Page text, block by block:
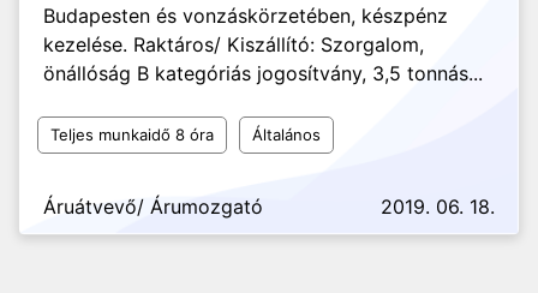
Budapesten és vonzáskörzetében, készpénz
kezelése. Raktáros/ Kiszállító: Szorgalom,
önállóság B kategóriás jogosítvány, 3,5 tonnás...
Teljes munkaidő 8 óra Általános
Áruátvevő/ Árumozgató 2019. 06. 18.